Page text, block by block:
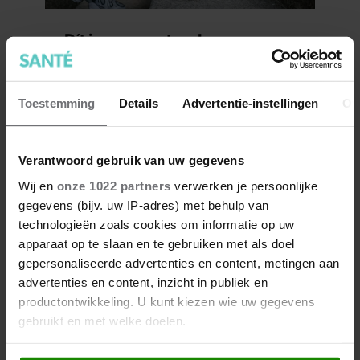
Toestemming Details Advertentie-instellingen
Verantwoord gebruik van uw gegevens
Wij en onze 1022 partners verwerken je persoonlijke
gegevens (bijv. uw IP-adres) met behulp van
technologieën zoals cookies om informatie op uw
apparaat op te slaan en te gebruiken met als doel
gepersonaliseerde advertenties en content, metingen aan
advertenties en content, inzicht in publiek en
productontwikkeling. U kunt kiezen wie uw gegevens
gebruikt en met welke doelen.
Dít is waarom traplopen zo
zwaar voelt (spoiler: het ligt
niet aan je conditie)
Dít doet dagelijks wandelen
met je eetlust